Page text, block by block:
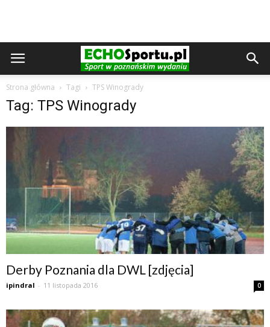
Strona główna Tagi TPS Winogrady
Tag: TPS Winogrady
Derby Poznania dla DWL [zdjęcia]
ipindral - 11 listopada 2016 0